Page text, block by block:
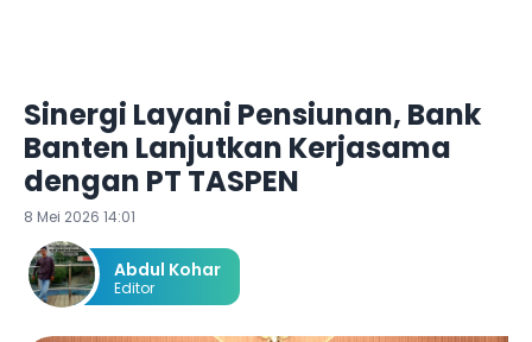
Sinergi Layani Pensiunan, Bank
Banten Lanjutkan Kerjasama
dengan PT TASPEN
8 Mei 2026 14:01
Abdul Kohar
Editor